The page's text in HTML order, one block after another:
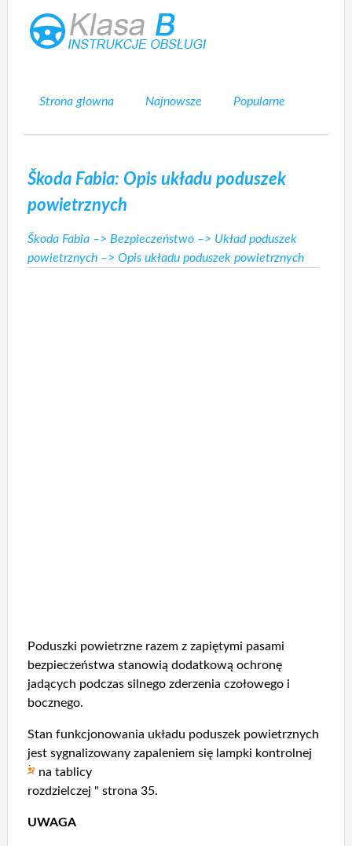
Strona glowna Najnowsze Popularne
Škoda Fabia: Opis układu poduszek
powietrznych
Škoda Fabia –> Bezpieczeństwo –> Układ poduszek
powietrznych –> Opis układu poduszek powietrznych
Poduszki powietrzne razem z zapiętymi pasami
bezpieczeństwa stanowią dodatkową ochronę
jadących podczas silnego zderzenia czołowego i
bocznego.
Stan funkcjonowania układu poduszek powietrznych
jest sygnalizowany zapaleniem się lampki kontrolnej
na tablicy
rozdzielczej " strona 35.
UWAGA